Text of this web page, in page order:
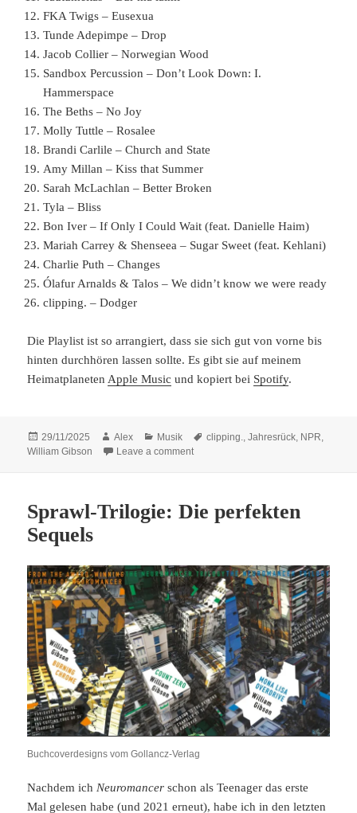
FKA Twigs – Eusexua
Tunde Adepimpe – Drop
Jacob Collier – Norwegian Wood
Sandbox Percussion – Don’t Look Down: I.
Hammerspace
The Beths – No Joy
Molly Tuttle – Rosalee
Brandi Carlile – Church and State
Amy Millan – Kiss that Summer
Sarah McLachlan – Better Broken
Tyla – Bliss
Bon Iver – If Only I Could Wait (feat. Danielle Haim)
Mariah Carrey & Shenseea – Sugar Sweet (feat. Kehlani)
Charlie Puth – Changes
Ólafur Arnalds & Talos – We didn’t know we were ready
clipping. – Dodger
Die Playlist ist so arrangiert, dass sie sich gut von vorne bis
hinten durchhören lassen sollte. Es gibt sie auf meinem
Heimatplaneten Apple Music und kopiert bei Spotify.
Posted
on
29/11/2025 Author
Alex Categories
Musik Tags
clipping. ,Jahresrück NPR
William Gibson
Leave a commenton Playlist 2025
Sprawl-Trilogie: Die perfekten
Sequels
Buchcoverdesigns vom Gollancz-Verlag
Nachdem ich Neuromancer schon als Teenager das erste
Mal gelesen habe (und 2021 erneut), habe ich in den letzten